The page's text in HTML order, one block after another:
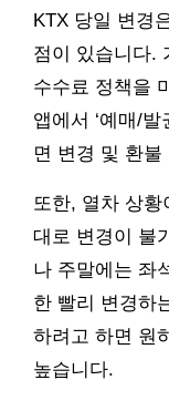
KTX 당일 변경
점이 있습니다.
수수료 정책을
앱에서 ‘예매/
면 변경 및 환
또한, 열차 상
대로 변경이 불
나 주말에는 좌
한 빨리 변경하
하려고 하면 원
높습니다.